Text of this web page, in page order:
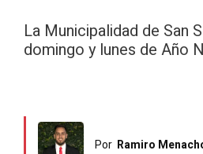
La Municipalidad de San
domingo y lunes de Año
Por Ramiro